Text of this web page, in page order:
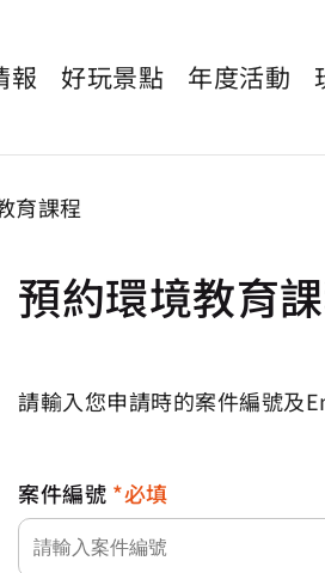
報 好玩景點 年度活動
育課程
預約環境教育
請輸入您申請時的案件編號及
案件編號 必填